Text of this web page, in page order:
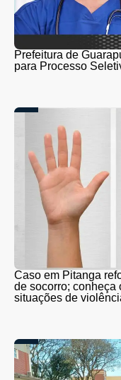
Prefeitura de
para Processo
Caso em Pitanga
de socorro; conheça
situações de